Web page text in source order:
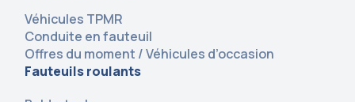
Véhicules TPMR
Conduite en fauteuil
Offres du moment / Véhicules d’occasion
Fauteuils roulants